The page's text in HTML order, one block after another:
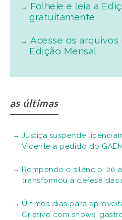
Folheie e leia a
gratuitamente
Acesse os arquivos
Edição Mensal
as últimas
Justiça suspende
Vicente a pedido do
Rompendo o silêncio: 20
transformou a defesa das
Últimos dias para
Criativo com shows,